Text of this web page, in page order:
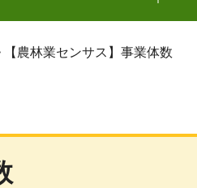
【農林業センサス】事業体数